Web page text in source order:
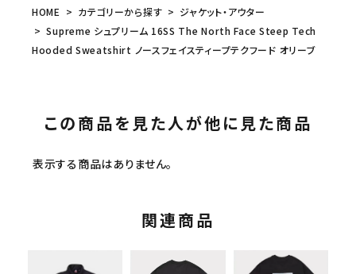
HOME カテゴリーから探す
ジャケット・アウター
Supreme シュプリーム 16SS The North Face Steep Tech
Hooded Sweatshirt ノースフェイスティープテクフード オリーブ
この商品を見た人が他に見た商品
表示する商品はありません。
関連商品